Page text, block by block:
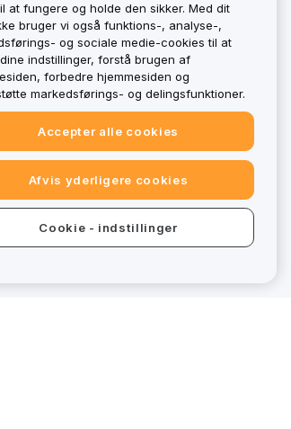
detaljeret oversigt ved at
bybit.eu ikke omfattet af
at fungere og holde den sikker. Med dit
bruger vi også funktions-, analyse-,
og sociale medie-cookies til at
indstillinger, forstå brugen af
forbedre hjemmesiden og
markedsførings- og delingsfunktioner.
Accepter alle cookies
Afvis yderligere cookies
Cookie - indstillinger